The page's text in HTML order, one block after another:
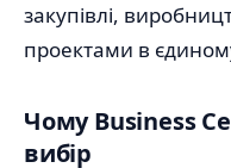
закупівлі,
проектами в
Чому Business
вибір